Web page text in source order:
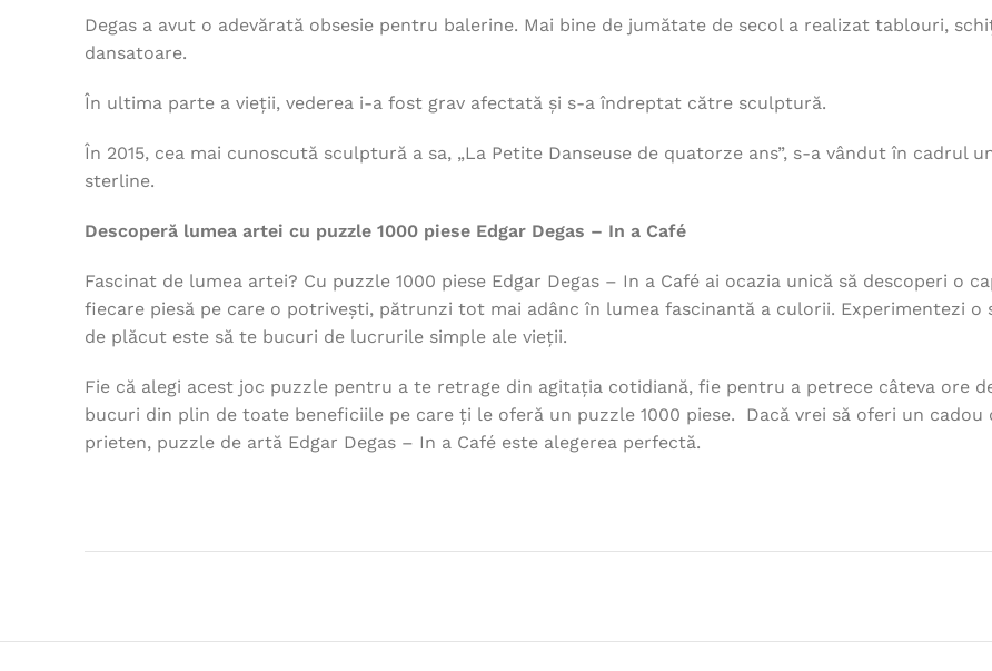
Degas a avut o adevărată obsesie pentru balerine. Mai bine de jumătate de secol a realizat tablouri,
dansatoare.
În ultima parte a vieții, vederea i-a fost grav afectată și s-a îndreptat către sculptură.
În 2015, cea mai cunoscută sculptură a sa, „La Petite Danseuse de quatorze ans”, s-a vândut în cadrul
sterline.
Descoperă lumea artei cu puzzle 1000 piese Edgar Degas – In a Café
Fascinat de lumea artei? Cu puzzle 1000 piese Edgar Degas – In a Café ai ocazia unică să descoperi o
fiecare piesă pe care o potrivești, pătrunzi tot mai adânc în lumea fascinantă a culorii. Experimentezi
de plăcut este să te bucuri de lucrurile simple ale vieții.
Fie că alegi acest joc puzzle pentru a te retrage din agitația cotidiană, fie pentru a petrece câteva ore
bucuri din plin de toate beneficiile pe care ți le oferă un puzzle 1000 piese. Dacă vrei să oferi un
prieten, puzzle de artă Edgar Degas – In a Café este alegerea perfectă.